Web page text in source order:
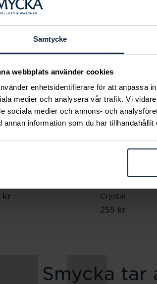
Samtycke
webbplats använder cookies
enhetsidentifierare för att anpassa
medier och analysera vår trafik. Vi
sociala medier och annons- och
annan information som du har
:59 kr
kr
Crystal
Pris :255 kr
255 kr
Smycka tar